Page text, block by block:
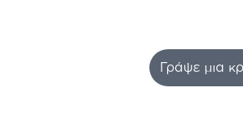
Γράψε μια